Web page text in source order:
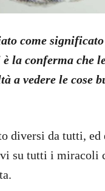
come
la conferma che
a vedere le cose
diversi da tutti,
su tutti i miracoli